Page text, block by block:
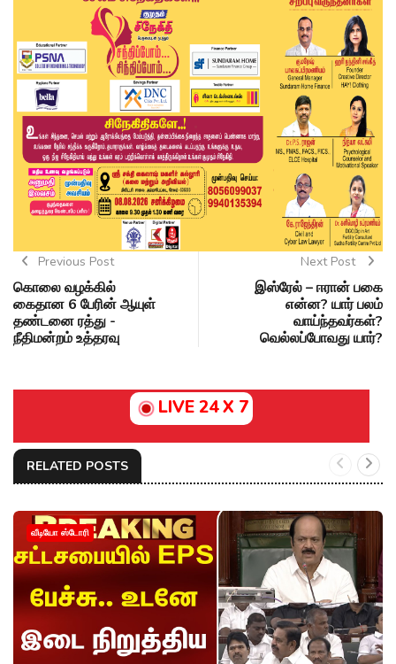
Previous Post
கொலை வழக்கில்
கைதான 6 பேரின் ஆயுள்
தண்டனை ரத்து -
நீதிமன்றம் உத்தரவு
Next Post
இஸ்ரேல் – ஈரான் பகை
என்ன? யார் பலம்
வாய்ந்தவர்கள்?
வெல்லப்போவது யார்?
LIVE 24 X 7
RELATED POSTS
வீடியோ ஸ்டோரி